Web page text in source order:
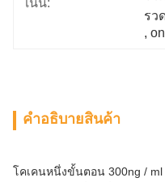
เน้น:
รว
,
คําอธิบายสินค้า
โคเคนหนึ่งขั้นตอน 300ng /